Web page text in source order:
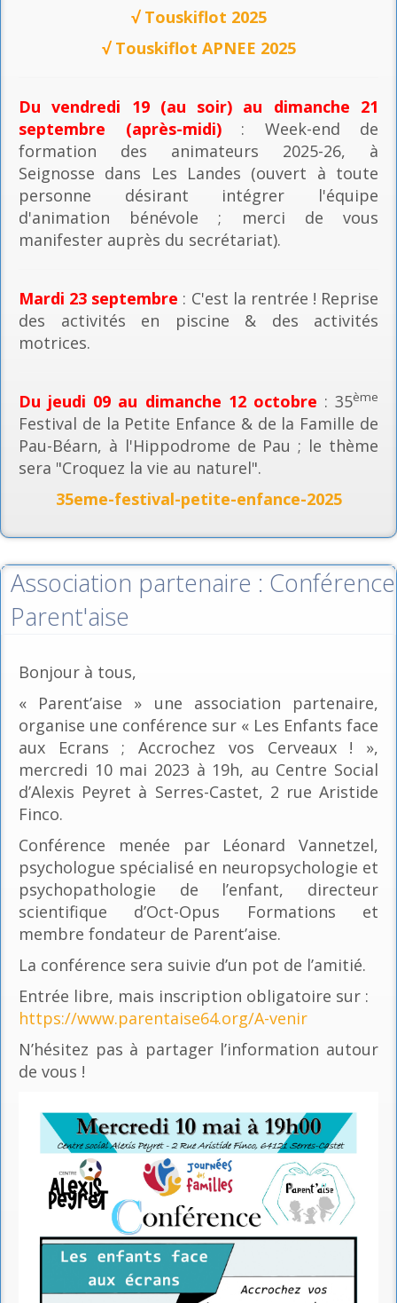
√ Touskiflot 2025
√ Touskiflot APNEE 2025
Du vendredi 19 (au soir) au dimanche 21
septembre (après-midi): Week-end de
formation des animateurs 2025-26, à
Seignosse dans Les Landes (ouvert à toute
personne désirant intégrer l'équipe
d'animation bénévole ; merci de vous
manifester auprès du secrétariat).
Mardi 23 septembre : C'est la rentrée ! Reprise
des activités en piscine & des activités
motrices.
Du jeudi 09 au dimanche 12 octobre : 35ème
Festival de la Petite Enfance & de la Famille de
Pau-Béarn, à l'Hippodrome de Pau ; le thème
sera "Croquez la vie au naturel".
35eme-festival-petite-enfance-2025
Association partenaire : Conférence
Parent'aise
Bonjour à tous,
« Parent’aise » une association partenaire,
organise une conférence sur « Les Enfants face
aux Ecrans ; Accrochez vos Cerveaux ! »,
mercredi 10 mai 2023 à 19h, au Centre Social
d’Alexis Peyret à Serres-Castet, 2 rue Aristide
Finco.
Conférence menée par Léonard Vannetzel,
psychologue spécialisé en neuropsychologie et
psychopathologie de l’enfant, directeur
scientifique d’Oct-Opus Formations et
membre fondateur de Parent’aise.
La conférence sera suivie d’un pot de l’amitié.
Entrée libre, mais inscription obligatoire sur :
https://www.parentaise64.org/A-venir
N’hésitez pas à partager l’information autour
de vous !